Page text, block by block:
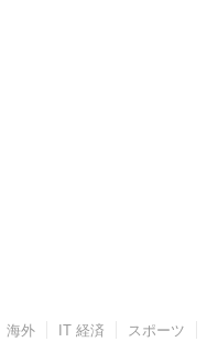
海外 IT 経済 スポーツ